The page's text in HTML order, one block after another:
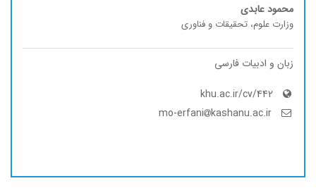
محمود عابدی
وزارت علوم، تحقیقات و فناوری
زبان و ادبیات فارسی
khu.ac.ir/cv/442
kashanu.ac.ir